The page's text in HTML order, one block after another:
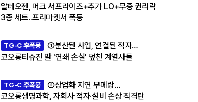
알테오젠, 머크 서프라이즈+추가 LO+무증 권리락
3종 세트..프리마켓서 폭등
TG-C 후폭풍
①분산된 사업, 연결된 적자…
코오롱티슈진 발 '연쇄 손실' 덮친 계열사들
TG-C 후폭풍
②상업화 지연 부메랑…
코오롱생명과학, 자회사 적자·설비 손상 직격탄